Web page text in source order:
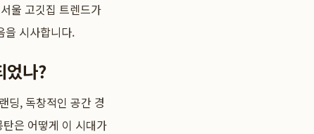
울 고깃집 트렌드가
을 시사합니다.
나?
딩, 독창적인 공간 경
은 어떻게 이 시대가